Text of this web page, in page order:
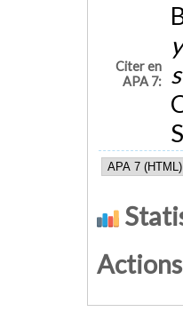
Citer en
APA 7: